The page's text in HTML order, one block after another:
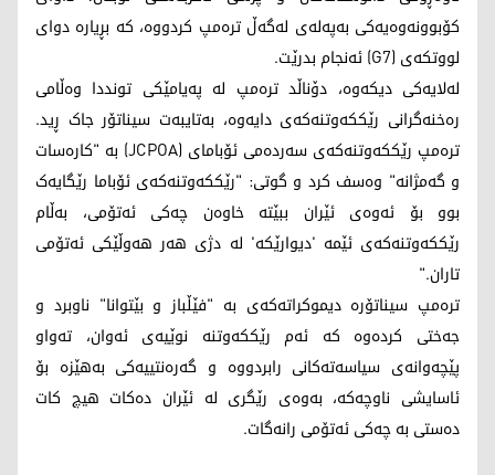
کۆبوونەوەیەکی بەپەلەی لەگەڵ ترەمپ کردووە، کە بڕیارە دوای
لووتکەی (G7) ئەنجام بدرێت.
لەلایەکی دیکەوە، دۆناڵد ترەمپ لە پەیامێکی تونددا وەڵامی
رەخنەگرانی رێککەوتنەکەی دایەوە، بەتایبەت سیناتۆر جاک ڕید.
ترەمپ رێککەوتنەکەی سەردەمی ئۆبامای (JCPOA) بە "کارەسات
و گەمژانە" وەسف کرد و گوتی: "رێککەوتنەکەی ئۆباما رێگایەک
بوو بۆ ئەوەی ئێران ببێتە خاوەن چەکی ئەتۆمی، بەڵام
رێککەوتنەکەی ئێمە 'دیوارێکە' لە دژی هەر هەوڵێکی ئەتۆمی
تاران."
ترەمپ سیناتۆرە دیموکراتەکەی بە "فێڵباز و بێتوانا" ناوبرد و
جەختی کردەوە کە ئەم رێککەوتنە نوێیەی ئەوان، تەواو
پێچەوانەی سیاسەتەکانی رابردووە و گەرەنتییەکی بەهێزە بۆ
ئاسایشی ناوچەکە، بەوەی رێگری لە ئێران دەکات هیچ کات
دەستی بە چەکی ئەتۆمی رانەگات.